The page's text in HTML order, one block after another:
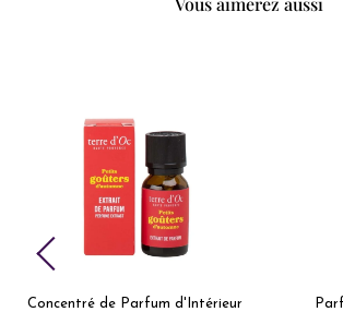
Concentré de Parfum d'Intérieur